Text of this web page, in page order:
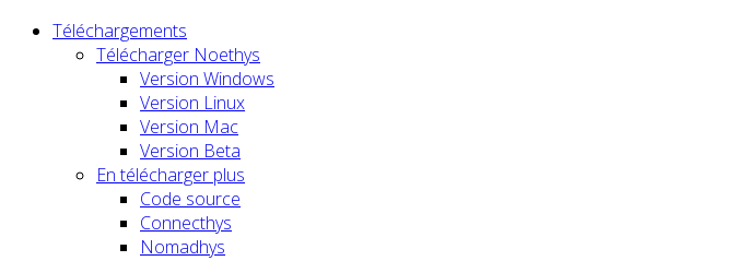
Téléchargements
Télécharger Noethys
Version Windows
Version Linux
Version Mac
Version Beta
En télécharger plus
Code source
Connecthys
Nomadhys